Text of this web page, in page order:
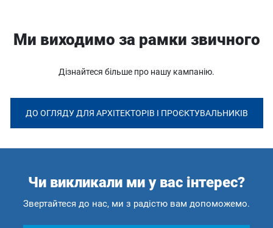
Ми виходимо за рамки звичного
Дізнайтеся більше про нашу кампанію.
ДО ОГЛЯДУ ДЛЯ АРХІТЕКТОРІВ І ПРОЄКТУВАЛЬНИКІВ
Чи викликали ми у вас інтерес?
Звертайтеся до нас, ми з радістю вам допоможемо.